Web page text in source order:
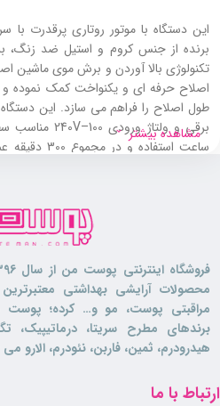
برنده از جنس کروم و استیل ضد زنگ،
اصلاح حرفه‌ ای و یکنواخت کمک نموده و
طول اصلاح را فراهم می‌ سازد. این
ساعت
شانه اصلاح و همچنین فرچه و روغن
کننده ارائه می‌ شود. بدنه فلزی مقاوم و
جایی، این دستگاه را به گزینه‌ ای
تبدیل کرده است.
مشاهده بیشتر
محصولات آرایشی بهداشتی
مراقبتی پوست، مو و… کرده؛
برندهای مطرح سریتا، درماتیپیک،
هیدرودرم، ثمین، فاربن، نئودرم، الارو
ارتباط با ما